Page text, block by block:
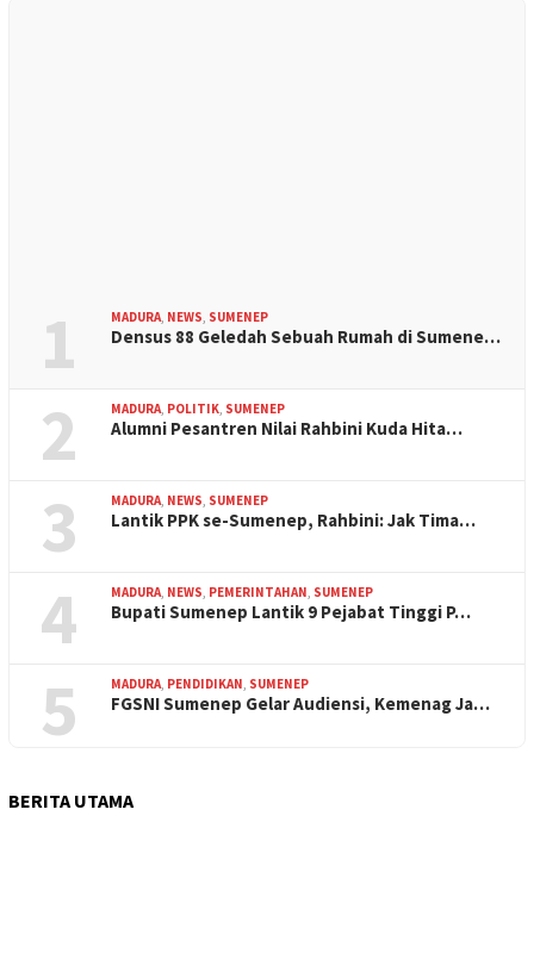
1 MADURA, NEWS, SUMENEP
Densus 88 Geledah Sebuah Rumah di Sumene…
2 MADURA, POLITIK, SUMENEP
Alumni Pesantren Nilai Rahbini Kuda Hita…
3 MADURA, NEWS, SUMENEP
Lantik PPK se-Sumenep, Rahbini: Jak Tima…
4 MADURA, NEWS, PEMERINTAHAN, SUMENEP
Bupati Sumenep Lantik 9 Pejabat Tinggi P…
5 MADURA, PENDIDIKAN, SUMENEP
FGSNI Sumenep Gelar Audiensi, Kemenag Ja…
BERITA UTAMA